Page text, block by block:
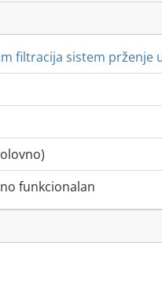
filtracija sistem prženje
funkcionalan